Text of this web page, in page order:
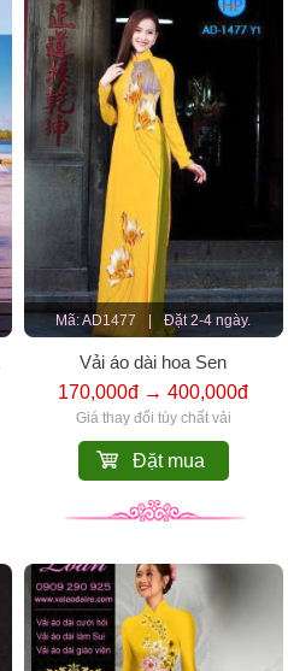
Mã: AD1477 Đặt 2-4 ngày.
Vải áo dài hoa Sen
170,000đ → 400,000đ
Giá thay đổi tùy chất vải
Đặt mua